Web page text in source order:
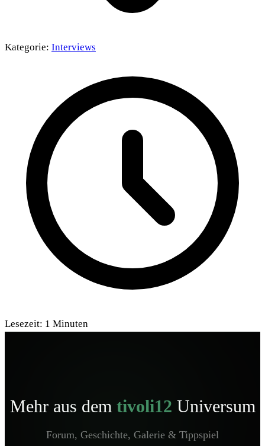
Kategorie: Interviews
Lesezeit: 1 Minuten
Mehr aus dem tivoli12 Universum
Forum, Geschichte, Galerie & Tippspiel